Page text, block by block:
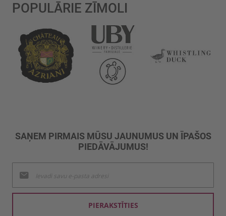
POPULĀRIE ZĪMOLI
SAŅEM PIRMAIS MŪSU JAUNUMUS UN ĪPAŠOS
PIEDĀVĀJUMUS!
jaunumu
saņemšanai:
PIERAKSTĪTIES